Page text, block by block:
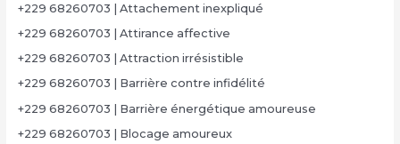
+229 68260703 | Attachement inexpliqué
+229 68260703 | Attirance affective
+229 68260703 | Attraction irrésistible
+229 68260703 | Barrière contre infidélité
+229 68260703 | Barrière énergétique amoureuse
+229 68260703 | Blocage amoureux